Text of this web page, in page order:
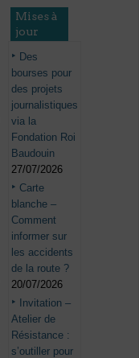
Mises à
jour
Des
bourses pour
des projets
journalistiques
via la
Fondation Roi
Baudouin
27/07/2026
Carte
blanche –
Comment
informer sur
les accidents
de la route ?
20/07/2026
Invitation –
Atelier de
Résistance :
s’outiller pour